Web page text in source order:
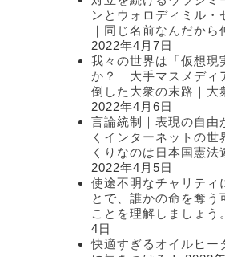
ンとウォロディミル・
｜同じ名前なんだから
2022年4月7日
我々の世界は「仮想現
か？｜大手マスメディ
倒した大衆の末路｜大
2022年4月6日
言論統制｜表現の自由
くインターネットの世
くりなのは日本国憲法
2022年4月5日
使途不明なチャリティ
とで、誰かの命を奪う
ことを理解しましょう。
4日
快適すぎるオイルヒー